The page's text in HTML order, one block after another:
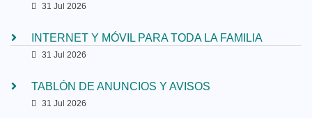
31 Jul 2026
INTERNET Y MÓVIL PARA TODA LA FAMILIA
31 Jul 2026
TABLÓN DE ANUNCIOS Y AVISOS
31 Jul 2026